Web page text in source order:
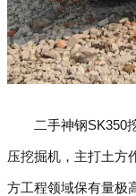
二手神钢SK350
压挖掘机，主打土方
方工程领域保有量极